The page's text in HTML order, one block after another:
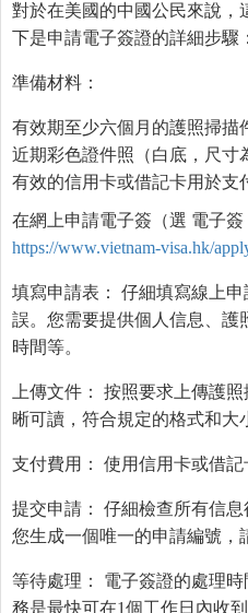
對於在美國的中國公民來說，
下是申請電子簽證的詳細步驟：
準備材料：
有效期至少六個月的護照掃描
近期彩色證件照（白底，尺寸
有效的信用卡或借記卡用於支
在網上申請電子簽（選 電子簽
https://www.vietnam-visa.hk/
填寫申請表： 仔細填寫線上
誤。您需要提供個人信息、護
時間等。
上傳文件： 按照要求上傳護
晰可讀，符合規定的格式和大
支付費用： 使用信用卡或借記
提交申請： 仔細檢查所有信
您生成一個唯一的申請編號，
等待處理： 電子簽證的處理
務是最快可在1個工作日內收